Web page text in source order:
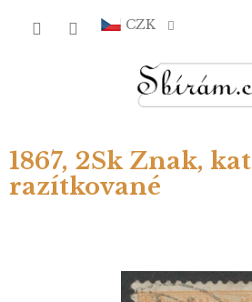
CZK
1867, 2Sk Znak,
razítkované